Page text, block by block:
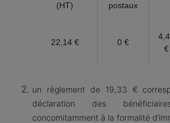
(HT)
postaux
22,14 € 0 €
€
un règlement de 19,33 €
déclaration des
concomitamment à la formalité